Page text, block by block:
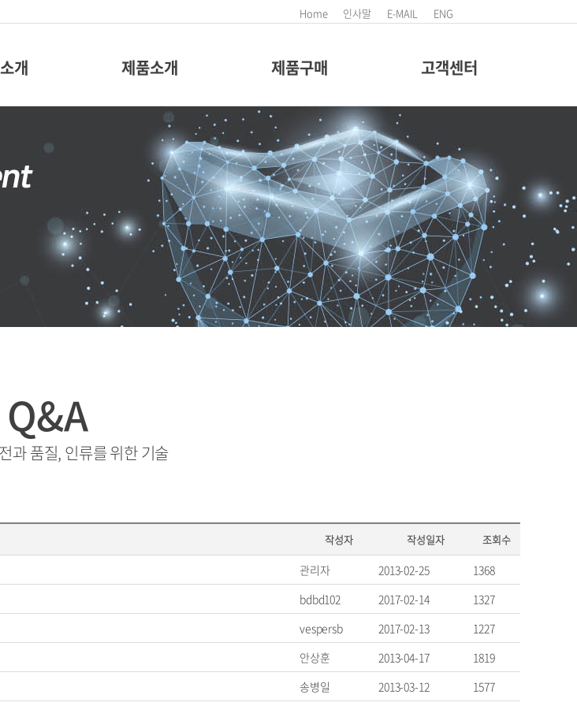
Home 인사말 E-MAIL ENG
개 제품소개 제품구매 고객센터
Q&A
과 품질, 인류를 위한 기술
작성자 작성일자 조회수
관리자 2013-02-25
1368
bdbd102 2017-02-14
1327
vespersb 2017-02-13
1227
안상훈 2013-04-17
1819
송병일 2013-03-12 1577